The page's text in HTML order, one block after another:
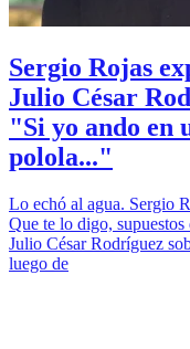
Sergio Rojas
Julio César
"Si yo ando en
polola..."
Lo echó al agua. Sergio
Que te lo digo,
Julio César Rodríguez
luego de